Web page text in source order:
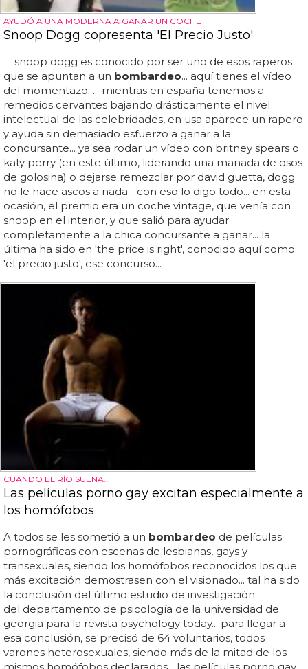
AYUDÓ A UNA MODERNA A GANAR UN COCHE
Snoop Dogg copresenta 'El Precio Justo'
snoop dogg es conocido por ser uno de esos raperos
que se apuntan a un bombardeo... aquí tienes el vídeo
del momentazo: ... mientras en españa tenemos a
remedios cervantes bajando drásticamente el nivel
intelectual de las celebridades, en usa aparece un rapero
y ayuda sin demasiado esfuerzo a ganar a la
concursante... ya sea rodar un vídeo con britney spears o
katy perry (en este último, liderando una manada de osos
de golosina) o dejarse remezclar por david guetta, dogg
no le hace ascos a nada... con eso lo digo todo... en esta
ocasión, el premio era un coche vintage, que venía con
snoop en el interior, y que salió para ayudar
completamente a la chica concursante a ganar... la
última ha sido en 'the price is right', conocido aquí como
'el precio justo', ese concurso...
CUANDO EL RÍO SUENA...
Las películas porno gay excitan especialmente a
los homófobos
A todos se les sometió a un bombardeo de películas
pornográficas con escenas de lesbianas, gays y
transexuales, siendo los homófobos reconocidos los que
más excitación demostrasen con el visionado... tal ha sido
la conclusión del último estudio de investigación
del departamento de psicología de la universidad de
georgia para la revista psychology today... para llegar a
esa conclusión, se precisó de 64 voluntarios, todos
varones heterosexuales, siendo más de la mitad de los